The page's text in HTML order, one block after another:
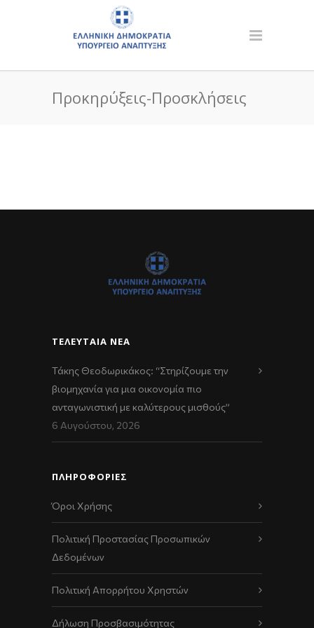
Προκηρύξεις-Προσκλήσεις
ΤΕΛΕΥΤΑΊΑ ΝΈΑ
Τάκης Θεοδωρικάκος: “Στηρίζουμε την
βιομηχανία για μια οικονομία πιο
ανταγωνιστική με καλύτερους μισθούς”
6 Αυγούστου, 2026
ΠΛΗΡΟΦΟΡΙΕΣ
Όροι Χρήσης
Πολιτική Προστασίας Προσωπικών
Δεδομένων
Πολιτική Απορρήτου Χρηστών
Δήλωση Προσβασιμότητας